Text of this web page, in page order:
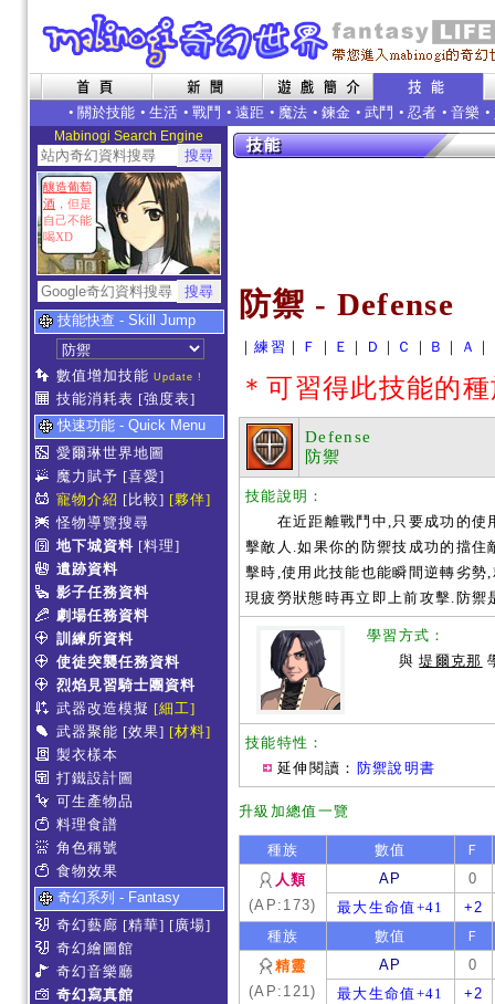
• 關於技能 • 生活 • 戰鬥 • 遠距 • 魔法 • 鍊金 • 武鬥 • 忍者 • 音樂 •
Mabinogi Search Engine
釀造葡萄
酒 ，但是
自己不能
喝XD
技能快查 - Skill Jump
數值增加技能 Update !
技能消耗表 [強度表]
快速功能 - Quick Menu
愛爾琳世界地圖
魔力賦予 [喜愛]
寵物介紹 [比較] [夥伴]
怪物導覽搜尋
地下城資料 [料理]
遺跡資料
影子任務資料
劇場任務資料
訓練所資料
使徒突襲任務資料
烈焰見習騎士團資料
武器改造模擬 [細工]
武器聚能 [效果] [材料]
製衣樣本
打鐵設計圖
可生產物品
料理食譜
角色稱號
食物效果
奇幻系列 - Fantasy
奇幻藝廊 [精華] [廣場]
奇幻繪圖館
奇幻音樂廳
奇幻寫真館
防禦 - Defense
｜練習 ｜ Ｆ ｜ Ｅ ｜ Ｄ ｜ Ｃ ｜ Ｂ ｜ Ａ ｜
＊可習得此技能的
Defense
防禦
技能說明：
在近距離戰鬥中,只要成功的使
擊敵人.如果你的防禦技成功的擋
擊時,使用此技能也能瞬間逆轉劣
現疲勞狀態時再立即上前攻擊.防禦
學習方式：
與堤爾克那
技能特性：
延伸閱讀： 防禦說明書
升級加總值一覽
種族 數值
Ｆ
人類
(AP:173)
AP
0
最大生命值+41
+2
種族
數值
Ｆ
精靈
(AP:121)
AP
0
最大生命值+41
+2